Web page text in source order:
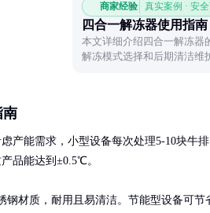
商家经验 真实案例 · 安
四合一解冻器使用指南
本文详细介绍四合一解冻器
解冻模式选择和后期清洁维
南
产能需求，小型设备每次处理5-10块牛
品能达到±0.5℃。
钢材质，耐用且易清洁。节能型设备可